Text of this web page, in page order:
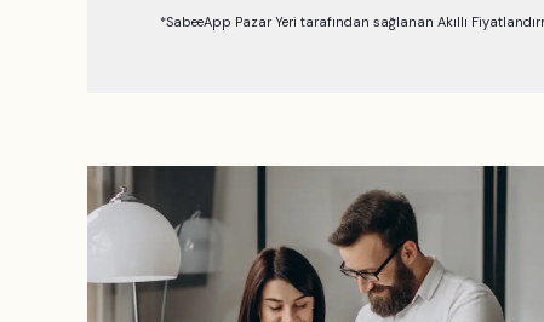
*SabeeApp Pazar Yeri tarafından sağlanan Akıllı